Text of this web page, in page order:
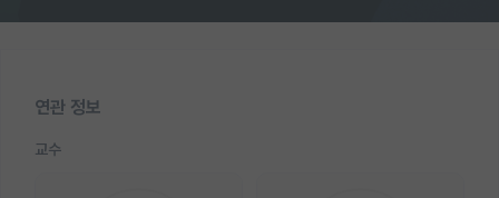
연관 정보
교수